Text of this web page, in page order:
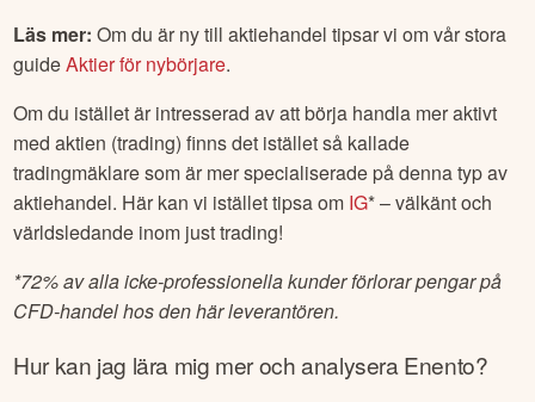
Läs mer: Om du är ny till aktiehandel tipsar vi om vår stora
guideAktier för nybörjare.
Om du istället är intresserad av att börja handla mer aktivt
med aktien (trading) finns det istället så kallade
tradingmäklare som är mer specialiserade på denna typ av
aktiehandel. Här kan vi istället tipsa om IG* – välkänt och
världsledande inom just trading!
*72% av alla icke-professionella kunder förlorar pengar på
CFD-handel hos den här leverantören.
Hur kan jag lära mig mer och analyseraEnento?